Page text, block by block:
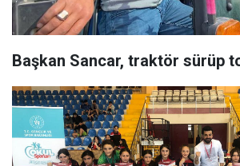
Başkan Sancar, traktör sürüp